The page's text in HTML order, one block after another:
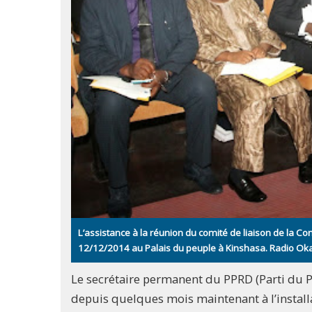
L’assistance à la réunion du comité de liaison de la
12/12/2014 au Palais du peuple à Kinshasa. Radio
Le secrétaire permanent du PPRD (Parti
depuis quelques mois maintenant à